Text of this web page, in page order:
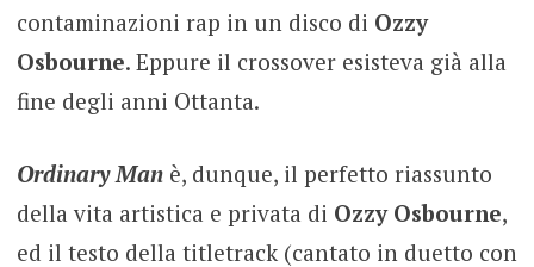
contaminazioni rap in un disco di Ozzy
Osbourne. Eppure il crossover esisteva già alla
fine degli anni Ottanta.
Ordinary Man è, dunque, il perfetto riassunto
della vita artistica e privata di Ozzy Osbourne,
ed il testo della titletrack (cantato in duetto con